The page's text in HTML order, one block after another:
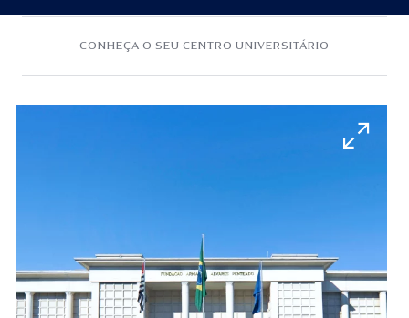
CONHEÇA O SEU CENTRO UNIVERSITÁRIO